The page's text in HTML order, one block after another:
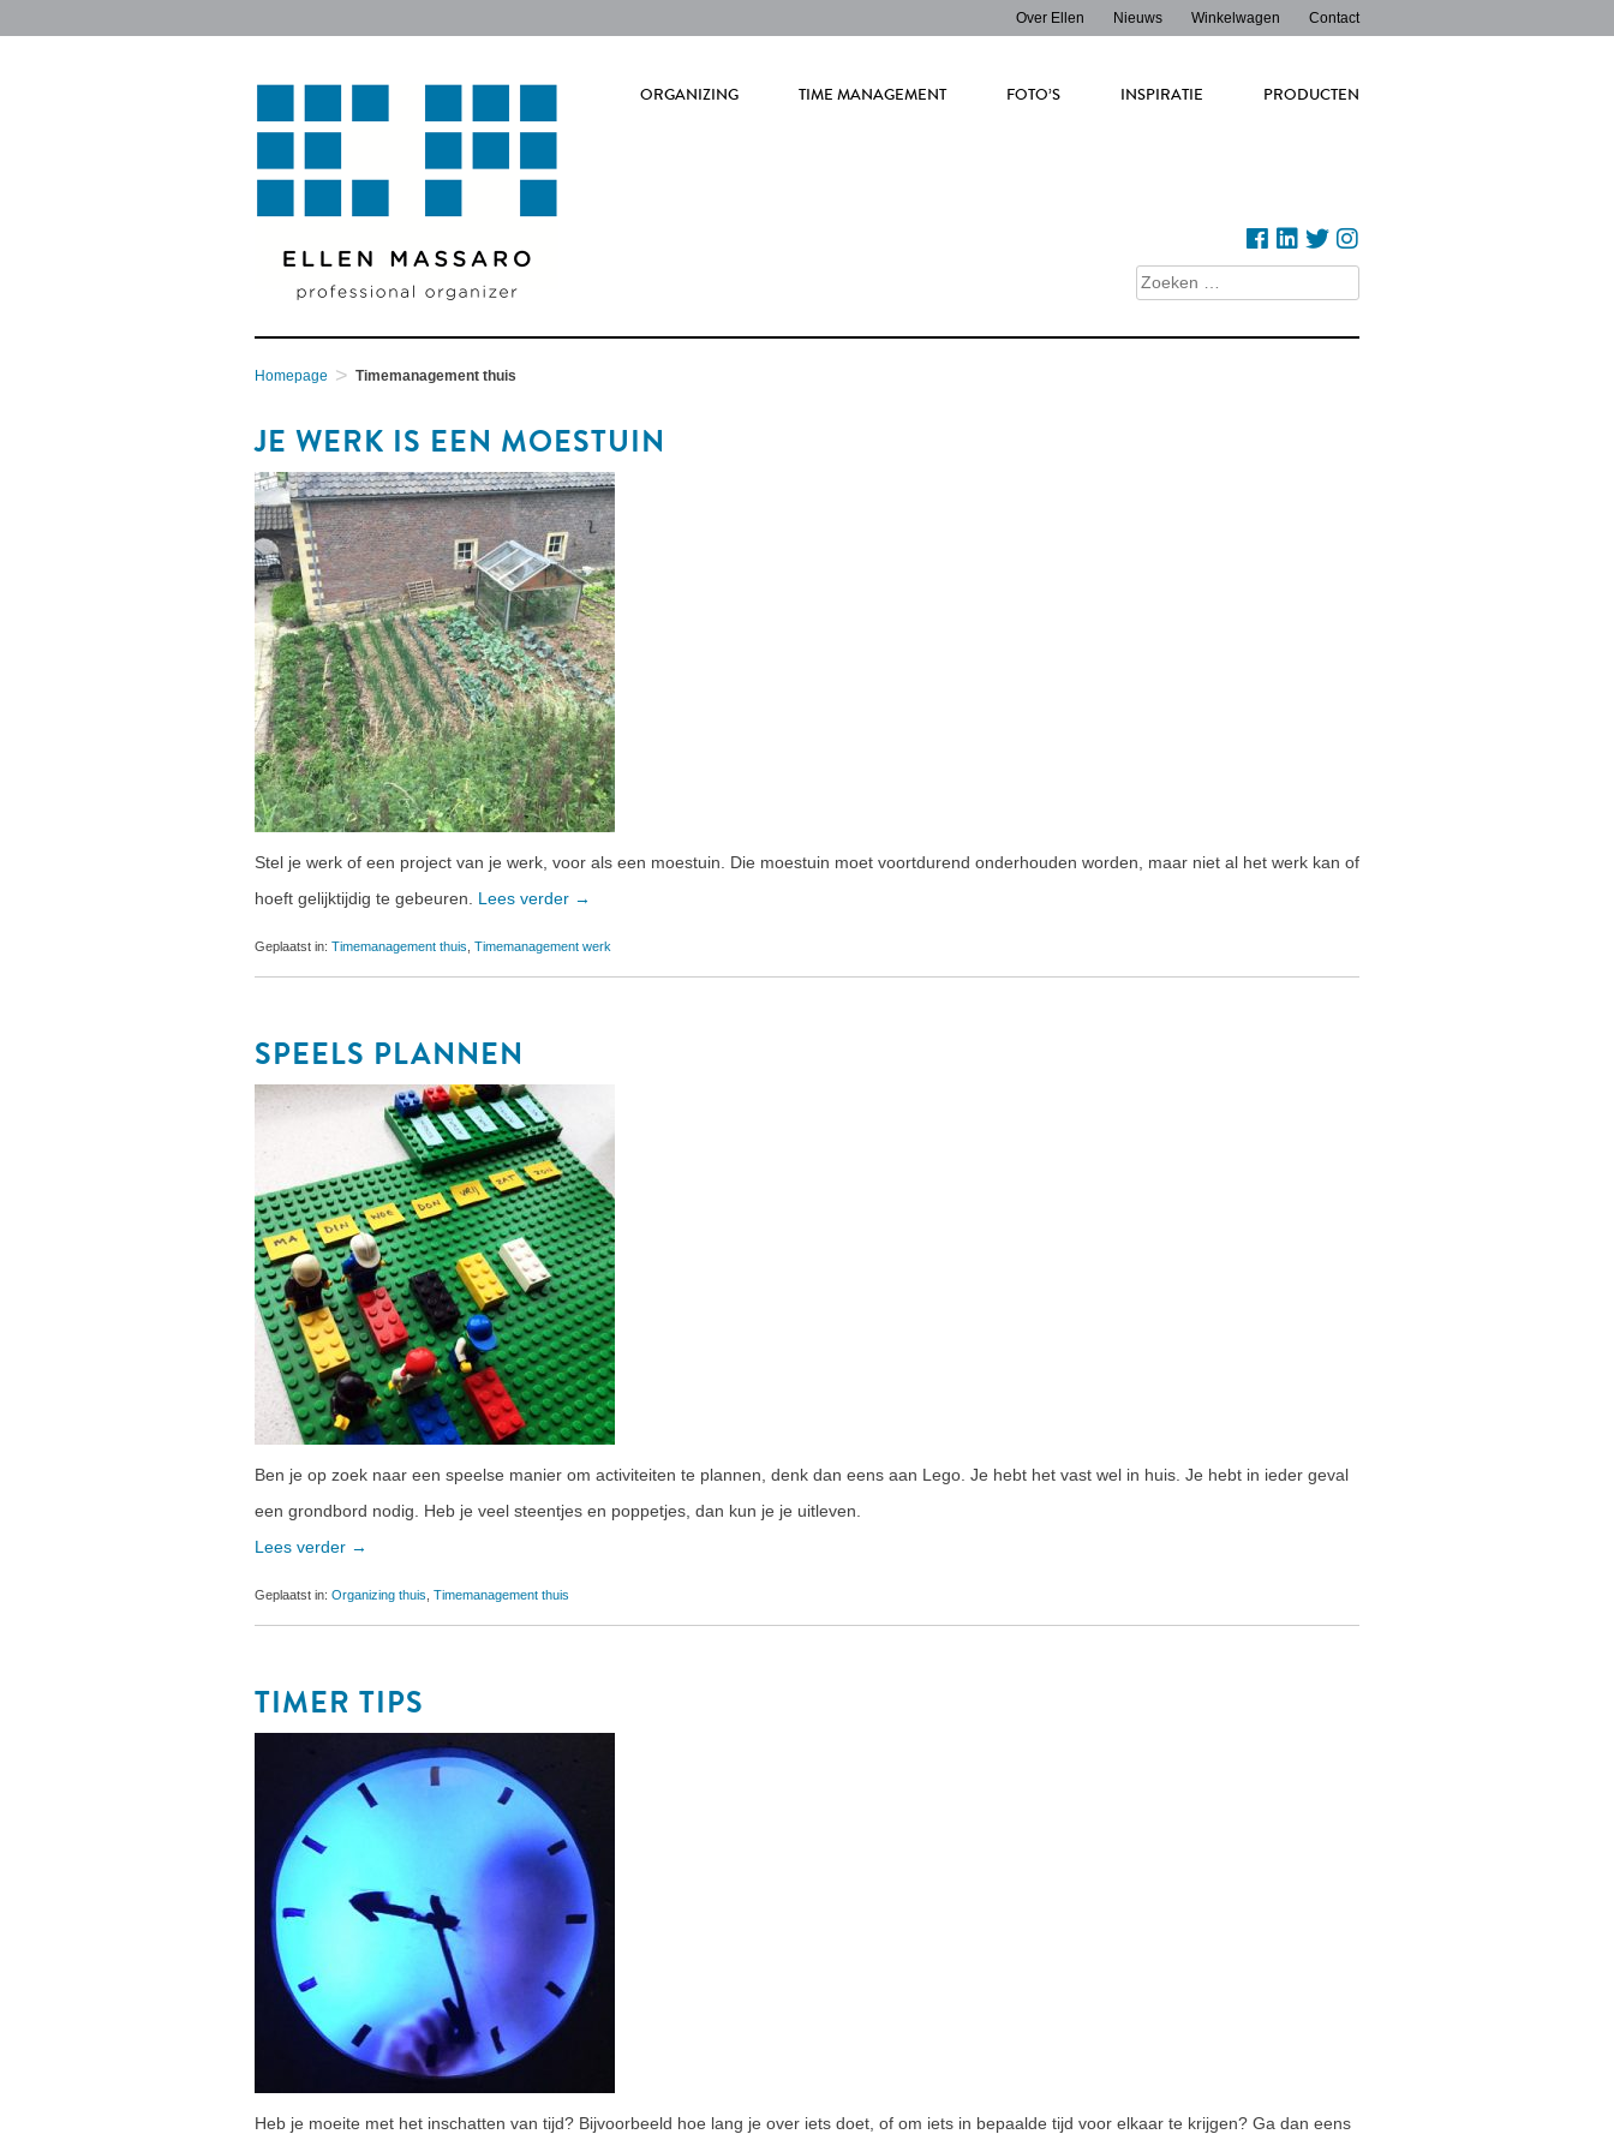
Over Ellen Nieuws Winkelwagen Contact
ORGANIZING TIME MANAGEMENT FOTO’S INSPIRATIE PRODUCTEN
Zoeken
naar:
Homepage > Timemanagement thuis
JE WERK IS EEN MOESTUIN
Stel je werk of een project van je werk, voor als een moestuin. Die moestuin moet voortdurend onderhouden worden, maar niet al het werk kan of
hoeft gelijktijdig te gebeuren. Lees verder “Je
→
Geplaatst in: Timemanagement thuis Timemanagement werk
SPEELS PLANNEN
Ben je op zoek naar een speelse manier om activiteiten te plannen, denk dan eens aan Lego. Je hebt het vast wel in huis. Je hebt in ieder geval
een grondbord nodig. Heb je veel steentjes en poppetjes, dan kun je je uitleven.
Lees verder “Speels
→
Geplaatst in: Organizing thuis Timemanagement thuis
TIMER TIPS
Heb je moeite met het inschatten van tijd? Bijvoorbeeld hoe lang je over iets doet, of om iets in bepaalde tijd voor elkaar te krijgen? Ga dan eens